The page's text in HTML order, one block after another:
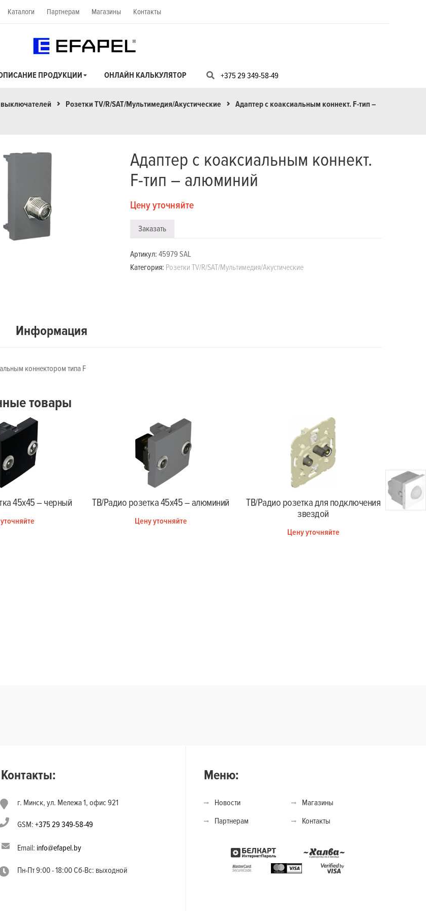
Каталоги Партнерам Магазины Контакты
ПРОДУКЦИИ ОНЛАЙН КАЛЬКУЛЯТОР +375 29 349-58-49
Розетки TV/R/SAT/Мультимедия/Акустические
Адаптер с коаксиальным коннект. F-тип –
Адаптер с коаксиальным коннект.
F-тип – алюминий
Цену уточняйте
Заказать
Артикул: 45979 SAL
Категория: Розетки TV/R/SAT/Мультимедия/Акустические
Информация
коннектором типа F
товары
45х45 – черный ТВ/Радио розетка 45х45 – алюминий
Цену уточняйте
ТВ/Радио розетка для подключения
звездой
Цену уточняйте
ТВ/
Контакты:
г. Минск, ул. Мележа 1, офис 921
GSM: +375 29 349-58-49
Email: info@efapel.by
Пн-Пт 9:00 - 18:00 Сб-Вс: выходной
Меню:
Новости
Партнерам
Магазины
Контакты